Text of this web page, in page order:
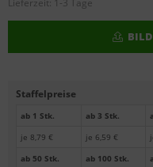
Lieferzeit: 1-3 Tage
Staffelpreise
ab 1 Stk.
je 8,79 €
ab 3 Stk.
je 6,59 €
ab 50 Stk.
ab 100 Stk.